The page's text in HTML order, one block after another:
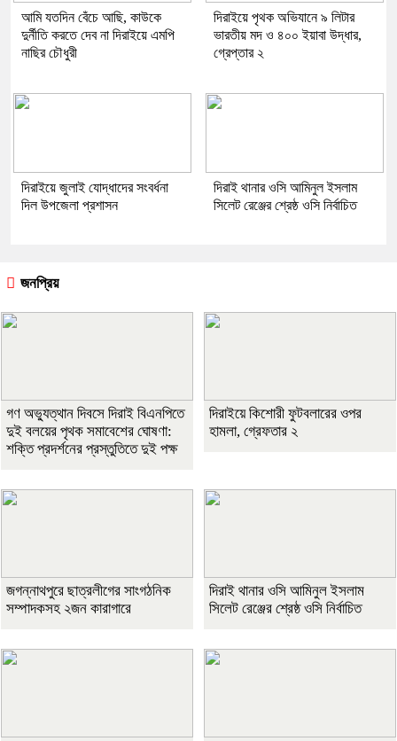
আমি যতদিন বেঁচে আছি, কাউকে
দুর্নীতি করতে দেব না দিরাইয়ে এমপি
নাছির চৌধুরী
দিরাইয়ে পৃথক অভিযানে ৯ লিটার
ভারতীয় মদ ও ৪০০ ইয়াবা উদ্ধার,
গ্রেপ্তার ২
দিরাইয়ে জুলাই যোদ্ধাদের সংবর্ধনা
দিল উপজেলা প্রশাসন
দিরাই থানার ওসি আমিনুল ইসলাম
সিলেট রেঞ্জের শ্রেষ্ঠ ওসি নির্বাচিত
জনপ্রিয়
গণ অভ্যুত্থান দিবসে দিরাই বিএনপিতে
দুই বলয়ের পৃথক সমাবেশের ঘোষণা:
শক্তি প্রদর্শনের প্রস্তুতিতে দুই পক্ষ
দিরাইয়ে কিশোরী ফুটবলারের ওপর
হামলা, গ্রেফতার ২
জগন্নাথপুরে ছাত্রলীগের সাংগঠনিক
সম্পাদকসহ ২জন কারাগারে
দিরাই থানার ওসি আমিনুল ইসলাম
সিলেট রেঞ্জের শ্রেষ্ঠ ওসি নির্বাচিত